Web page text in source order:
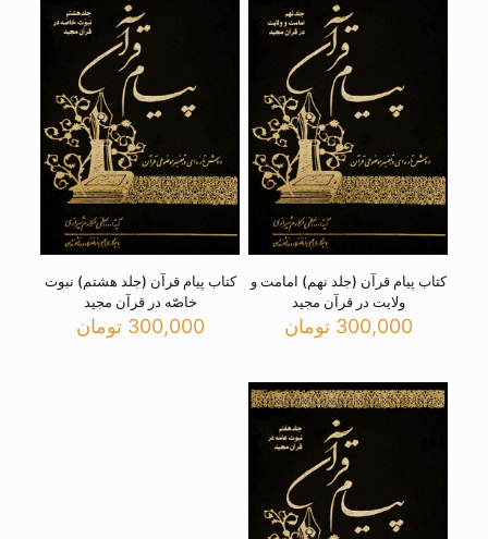
کتاب پیام قرآن (جلد نهم) امامت و
ولایت در قرآن مجید
300,000 تومان
کتاب پیام قرآن (جلد هشتم) نبوت
خاصّه در قرآن مجید
300,000 تومان